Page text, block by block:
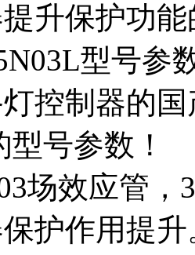
升保护功
型号参
控制器的
型号参数！
场效应管
护作用提升